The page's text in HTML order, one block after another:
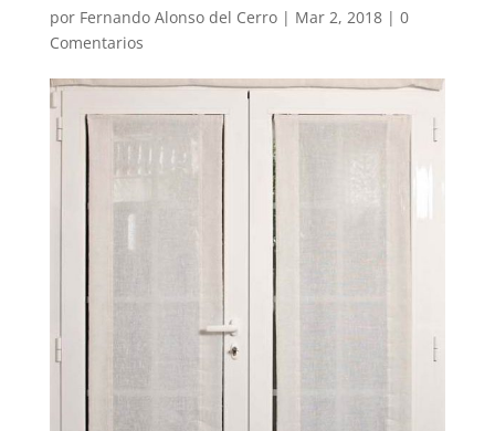
por Fernando Alonso del Cerro| Mar 2, 2018| 0
Comentarios